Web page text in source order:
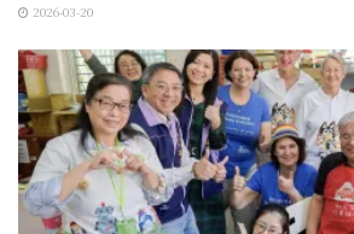
2026-03-20